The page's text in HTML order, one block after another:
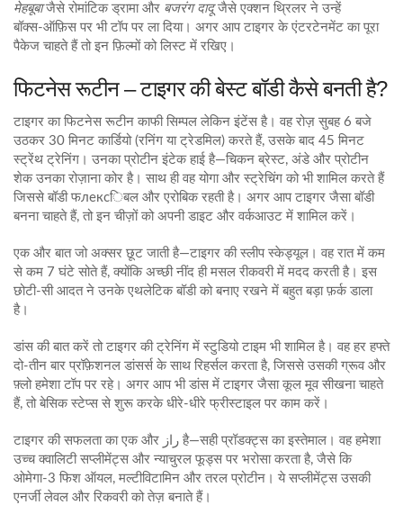
मेहबूबाजैसे रोमांटिक ड्रामा और बजरंग दादूजैसे एक्शन थ्रिलर ने उन्हें
बॉक्स‑ऑफ़िस पर भी टॉप पर ला दिया। अगर आप टाइगर के एंटरटेनमेंट का पूरा
पैकेज चाहते हैं तो इन फ़िल्मों को लिस्ट में रखिए।
फिटनेस रूटीन – टाइगर की बेस्ट बॉडी कैसे बनती है?
टाइगर का फिटनेस रूटीन काफी सिम्पल लेकिन इंटेंस है। वह रोज़ सुबह 6 बजे
उठकर 30 मिनट कार्डियो (रनिंग या ट्रेडमिल) करते हैं, उसके बाद 45 मिनट
स्ट्रेंथ ट्रेनिंग। उनका प्रोटीन इंटेक हाई है—चिकन ब्रेस्ट, अंडे और प्रोटीन
शेक उनका रोज़ाना कोर है। साथ ही वह योगा और स्ट्रेचिंग को भी शामिल करते हैं
जिससे बॉडी फлексिबल और एरोबिक रहती है। अगर आप टाइगर जैसा बॉडी
बनना चाहते हैं, तो इन चीज़ों को अपनी डाइट और वर्कआउट में शामिल करें।
एक और बात जो अक्सर छूट जाती है—टाइगर की स्लीप स्केड्यूल। वह रात में कम
से कम 7 घंटे सोते हैं, क्योंकि अच्छी नींद ही मसल रीकवरी में मदद करती है। इस
छोटी‑सी आदत ने उनके एथलेटिक बॉडी को बनाए रखने में बहुत बड़ा फ़र्क डाला
है।
डांस की बात करें तो टाइगर की ट्रेनिंग में स्टुडियो टाइम भी शामिल है। वह हर हफ्ते
दो‑तीन बार प्रॉफ़ेशनल डांसर्स के साथ रिहर्सल करता है, जिससे उसकी ग्रूव और
फ़्लो हमेशा टॉप पर रहे। अगर आप भी डांस में टाइगर जैसा कूल मूव सीखना चाहते
हैं, तो बेसिक स्टेप्स से शुरू करके धीरे‑धीरे फ्रीस्टाइल पर काम करें।
टाइगर की सफलता का एक और راز है—सही प्रॉडक्ट्स का इस्तेमाल। वह हमेशा
उच्च क्वालिटी सप्लीमेंट्स और न्याचुरल फूड्स पर भरोसा करता है, जैसे कि
ओमेगा‑3 फिश ऑयल, मल्टीविटामिन और तरल प्रोटीन। ये सप्लीमेंट्स उसकी
एनर्जी लेवल और रिकवरी को तेज़ बनाते हैं।